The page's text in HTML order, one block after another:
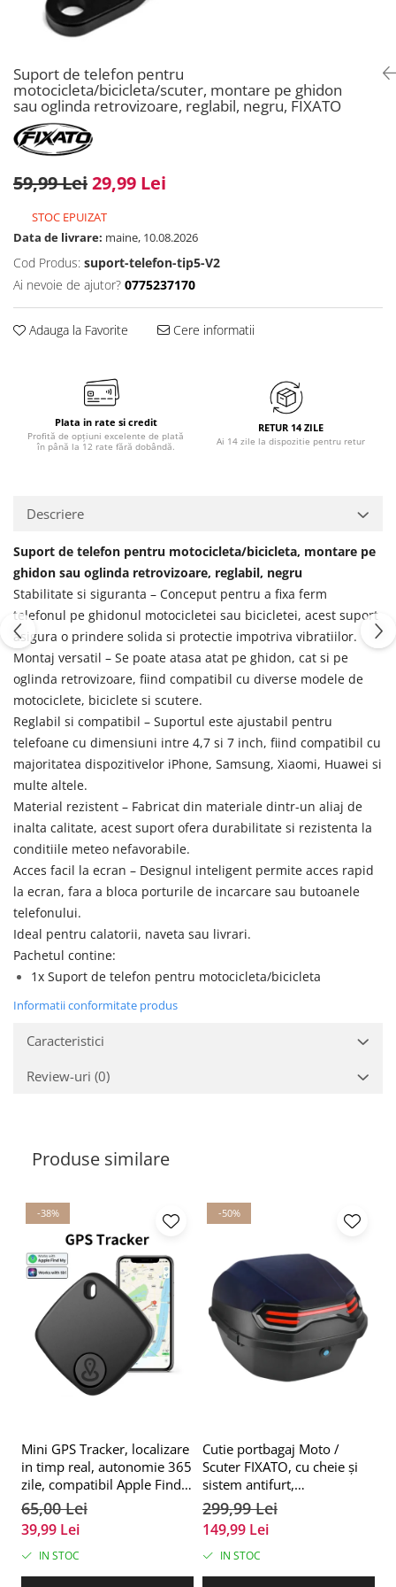
Suport de telefon pentru
motocicleta/bicicleta/scuter, montare pe ghidon
sau oglinda retrovizoare, reglabil, negru, FIXATO
59,99 Lei29,99 Lei
STOC EPUIZAT
Data de livrare: maine, 10.08.2026
Cod Produs: suport-telefon-tip5-V2
Ai nevoie de ajutor? 0775237170
Adauga la Favorite Cere informatii
Plata in rate si credit
Profită de opțiuni excelente de plată
în până la 12 rate fără dobândă.
RETUR 14 ZILE
Ai 14 zile la dispozitie pentru retur
Descriere
Suport de telefon pentru motocicleta/bicicleta, montare pe
ghidon sau oglinda retrovizoare, reglabil, negru
Stabilitate si siguranta – Conceput pentru a fixa ferm
telefonul pe ghidonul motocicletei sau bicicletei, acest suport
asigura o prindere solida si protectie impotriva vibratiilor.
Montaj versatil – Se poate atasa atat pe ghidon, cat si pe
oglinda retrovizoare, fiind compatibil cu diverse modele de
motociclete, biciclete si scutere.
Reglabil si compatibil – Suportul este ajustabil pentru
telefoane cu dimensiuni intre 4,7 si 7 inch, fiind compatibil cu
majoritatea dispozitivelor iPhone, Samsung, Xiaomi, Huawei si
multe altele.
Material rezistent – Fabricat din materiale dintr-un aliaj de
inalta calitate, acest suport ofera durabilitate si rezistenta la
conditiile meteo nefavorabile.
Acces facil la ecran – Designul inteligent permite acces rapid
la ecran, fara a bloca porturile de incarcare sau butoanele
telefonului.
Ideal pentru calatorii, naveta sau livrari.
Pachetul contine:
1x Suport de telefon pentru motocicleta/bicicleta
Informatii conformitate produs
Caracteristici
Review-uri (0)
Produse similare
-38%
Mini GPS Tracker, localizare
in timp real, autonomie 365
zile, compatibil Apple Find
My, rezistent la apa, pentru
masini, copii, animale,
bagaje, negru, FIXATO
65,00 Lei
39,99 Lei
IN STOC
-50%
Cutie portbagaj Moto /
Scuter FIXATO, cu cheie și
sistem antifurt,
39x39x29cm, Negru
299,99 Lei
149,99 Lei
IN STOC